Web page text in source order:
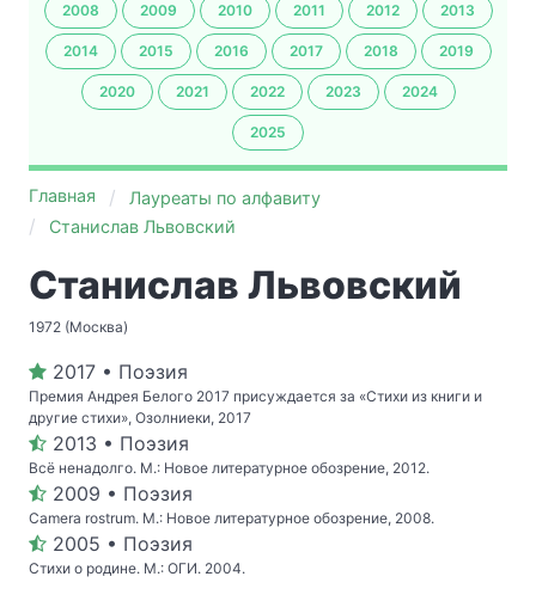
2008 2009 2010 2011 2012 2013
2014 2015 2016 2017 2018 2019
2020 2021 2022 2023 2024
2025
Главная
Лауреаты по алфавиту
Станислав Львовский
Станислав Львовский
1972 (Москва)
2017 • Поэзия
Премия Андрея Белого 2017 присуждается за «Стихи из книги и
другие стихи», Озолниеки, 2017
2013 • Поэзия
Всё ненадолго. М.: Новое литературное обозрение, 2012.
2009 • Поэзия
Camera rostrum. М.: Новое литературное обозрение, 2008.
2005 • Поэзия
Стихи о родине. М.: ОГИ. 2004.